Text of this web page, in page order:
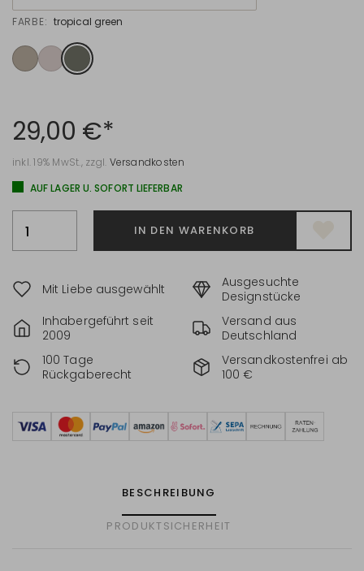
FARBE: tropical green
29,00 €*
inkl. 19% MwSt., zzgl. Versandkosten
AUF LAGER U. SOFORT LIEFERBAR
IN DEN WARENKORB
Mit Liebe ausgewählt
Ausgesuchte
Designstücke
Inhabergeführt seit
2009
Versand aus
Deutschland
100 Tage
Rückgaberecht
Versandkostenfrei ab
100 €
BESCHREIBUNG
PRODUKTSICHERHEIT